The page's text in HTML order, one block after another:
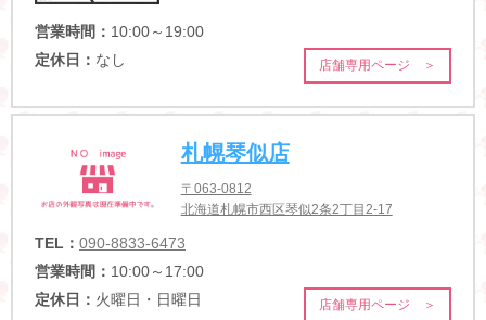
営業時間： 10:00～19:00
定休日： なし 店舗専用ページ ＞
札幌琴似店
〒063-0812
北海道札幌市西区琴似2条2丁目2-17
TEL： 090-8833-6473
営業時間： 10:00～17:00
定休日： 火曜日・日曜日 店舗専用ページ ＞